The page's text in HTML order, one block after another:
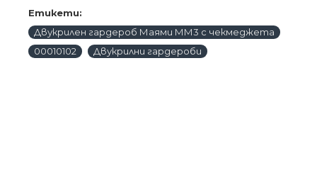
Етикети:
Двукрилен гардероб Маями ММ3 с чекмеджета
00010102
Двукрилни гардероби